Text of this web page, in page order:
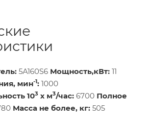
5А160S6 Мощность,кВт: 11
мин-1: 1000
103 х м3/час: 6700 Полное
Масса не более, кг: 505